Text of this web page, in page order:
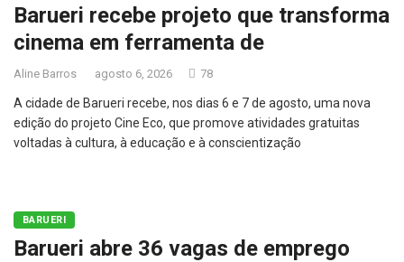
Barueri recebe projeto que transforma
cinema em ferramenta de
Aline Barros agosto 6, 2026 78
A cidade de Barueri recebe, nos dias 6 e 7 de agosto, uma nova
edição do projeto Cine Eco, que promove atividades gratuitas
voltadas à cultura, à educação e à conscientização
BARUERI
Barueri abre 36 vagas de emprego